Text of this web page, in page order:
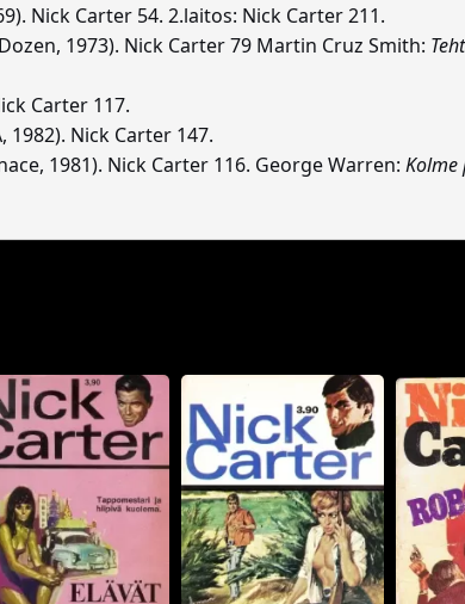
Nick Carter 54. 2.laitos: Nick Carter 211.
1973). Nick Carter 79 Martin Cruz Smith:
Carter 117.
1982). Nick Carter 147.
1981). Nick Carter 116. George Warren: Kolme